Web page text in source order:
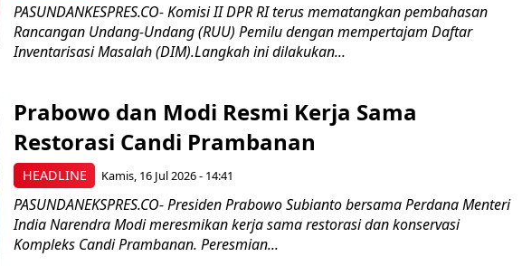
PASUNDANKESPRES.CO- Komisi II DPR RI terus mematangkan pembahasan
Rancangan Undang-Undang (RUU) Pemilu dengan mempertajam Daftar
Inventarisasi Masalah (DIM).Langkah ini dilakukan...
HEADLINE
Prabowo dan Modi Resmi Kerja Sama
Restorasi Candi Prambanan
Kamis, 16 Jul 2026 - 14:41
PASUNDANEKSPRES.CO- Presiden Prabowo Subianto bersama Perdana Menteri
India Narendra Modi meresmikan kerja sama restorasi dan konservasi
Kompleks Candi Prambanan. Peresmian...